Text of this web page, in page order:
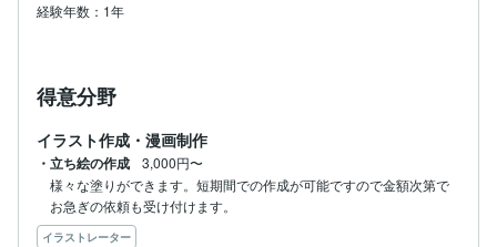
経験年数：1年
得意分野
イラスト作成・漫画制作
・立ち絵の作成
3,000円〜
様々な塗りができます。短期間での作成が可能ですので金額次第で
お急ぎの依頼も受け付けます。
イラストレーター